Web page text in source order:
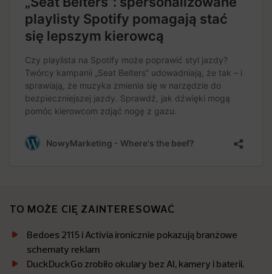
TO MOŻE CIĘ ZAINTERESOWAĆ
Bedoes 2115 i Activia ironicznie pokazują branżowe
schematy reklam
DuckDuckGo zrobiło okulary bez AI, kamery i baterii.